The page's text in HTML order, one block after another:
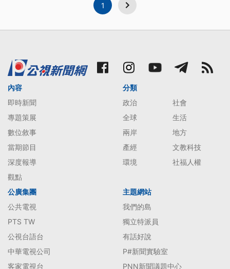
1
內容
即時新聞
專題策展
數位敘事
當期節目
深度報導
觀點
分類
政治
社會
全球
生活
兩岸
地方
產經
文教科技
環境
社福人權
公廣集團
公共電視
PTS TW
公視台語台
中華電視公司
客家電視台
主題網站
我們的島
獨立特派員
有話好說
P#新聞實驗室
PNN新聞議題中心